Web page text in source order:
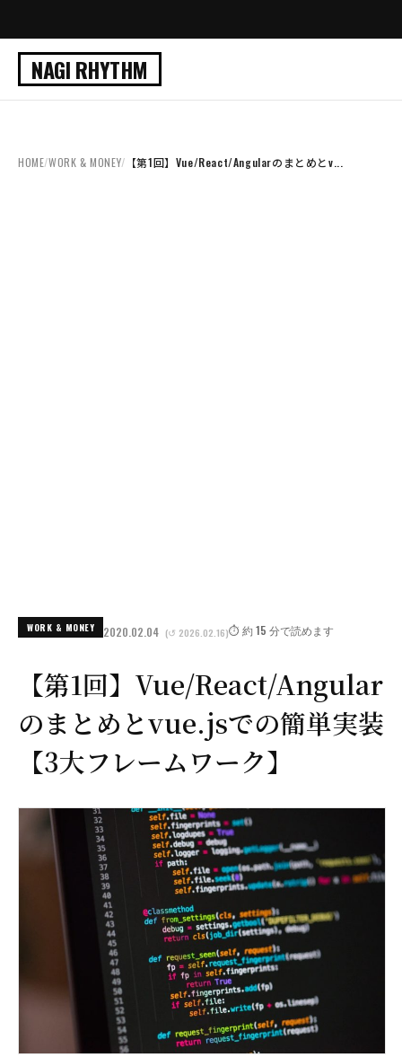
NAGI RHYTHM
HOME/WORK & MONEY/ 【第1回】Vue/React/Angularのまとめとv...
WORK & MONEY 2020.02.04 (↺ 2026.02.16)⏱️ 約 15 分で読めます
【第1回】Vue/React/Angular
のまとめとvue.jsでの簡単実装
【3大フレームワーク】